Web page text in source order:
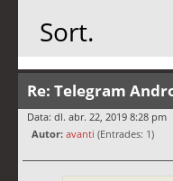
Sort.
Re: Telegram
Data: dl. abr. 22, 2019 8:28 pm
Autor: avanti (Entrades: 1)